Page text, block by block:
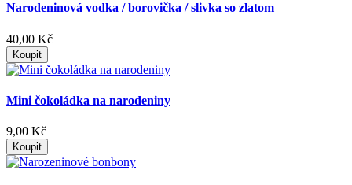
Narodeninová vodka / borovička / slivka so zlatom
40,00 Kč
Koupit
Mini čokoládka na narodeniny
9,00 Kč
Koupit